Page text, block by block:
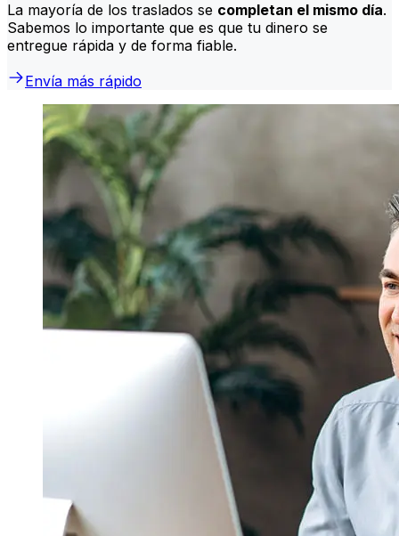
La mayoría de los traslados se completan el mismo día.
Sabemos lo importante que es que tu dinero se
entregue rápida y de forma fiable.
Envía más rápido